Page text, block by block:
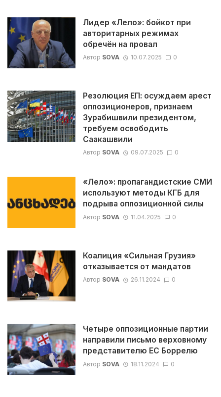
Лидер «Лело»: бойкот при
авторитарных режимах
обречён на провал
Автор SOVA 10.07.2025 0
Резолюция ЕП: осуждаем арест
оппозиционеров, признаем
Зурабишвили президентом,
требуем освободить
Саакашвили
Автор SOVA 09.07.2025 0
«Лело»: пропагандистские СМИ
используют методы КГБ для
подрыва оппозиционной силы
Автор SOVA 11.04.2025 0
Коалиция «Сильная Грузия»
отказывается от мандатов
Автор SOVA 26.11.2024 0
Четыре оппозиционные партии
направили письмо верховному
представителю ЕС Боррелю
Автор SOVA 18.11.2024 0